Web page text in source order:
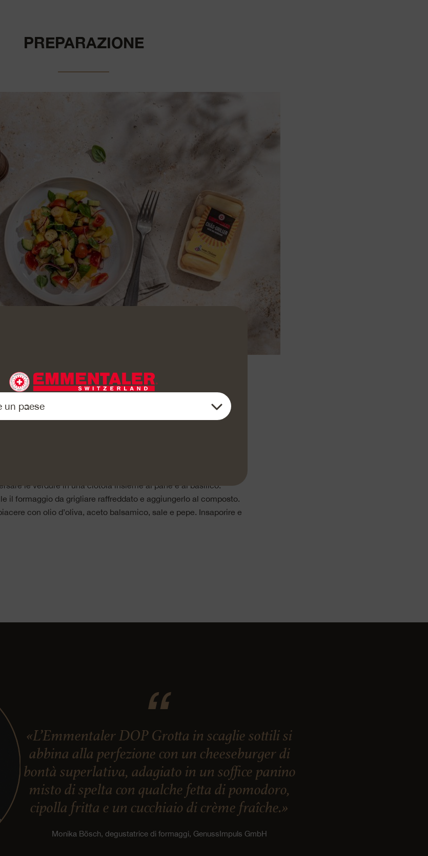
PREPARAZIONE
le verdure in una ciotola insieme al pane e al basilico.
il formaggio da grigliare raffreddato e aggiungerlo al composto.
con olio d’oliva, aceto balsamico, sale e pepe. Insaporire e
«L’Emmentaler DOP Grotta in scaglie sottili si
abbina alla perfezione con un cheeseburger di
bontà superlativa, adagiato in un soffice panino
misto di spelta con qualche fetta di pomodoro,
cipolla fritta e un cucchiaio di crème fraîche.»
Monika Bösch, degustatrice di formaggi, GenussImpuls GmbH